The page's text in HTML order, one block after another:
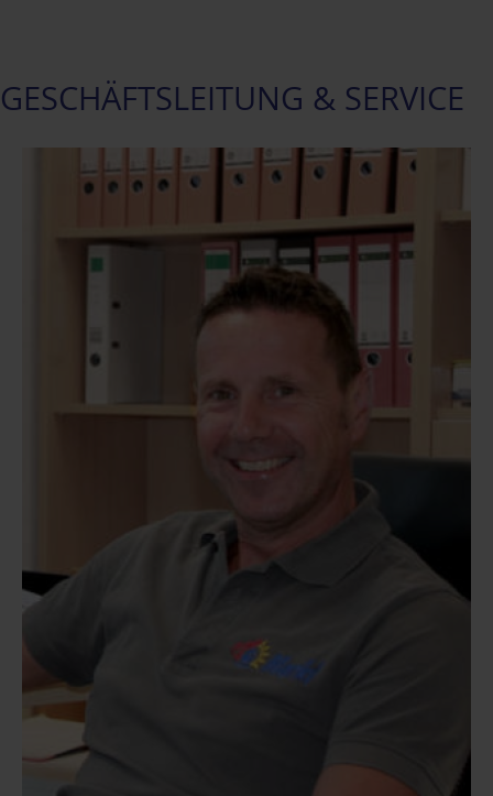
GESCHÄFTSLEITUNG & SERVICE